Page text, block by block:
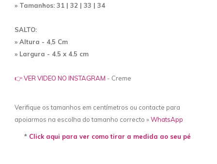
» Tamanhos: 31 | 32 | 33 | 34
SALTO:
» Altura - 4,5 Cm
» Largura - 4.5 x 4.5 cm
👉 VER VIDEO NO INSTAGRAM - Creme
Verifique os tamanhos em centímetros ou contacte para
apoiarmos na escolha do tamanho correcto »WhatsApp
* Click aqui para ver como tirar a medida ao seu pé